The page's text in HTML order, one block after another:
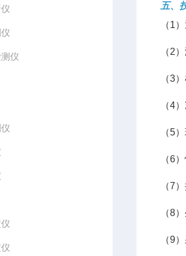
仪
五、
（1
（2
（3
（4
（5
（6
（7
（8
（9